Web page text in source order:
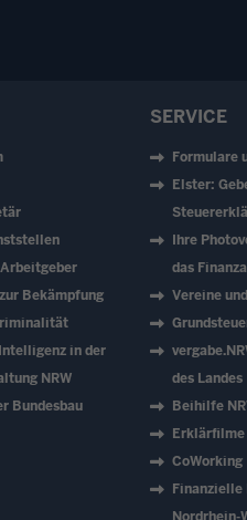
Bekämpfung
in der
NRW
Bundesbau
SERVICE
Formulare
Elster:
Ihre
das
Vereine
des Landes
Beihilfe
Erklärfilme
CoWorking